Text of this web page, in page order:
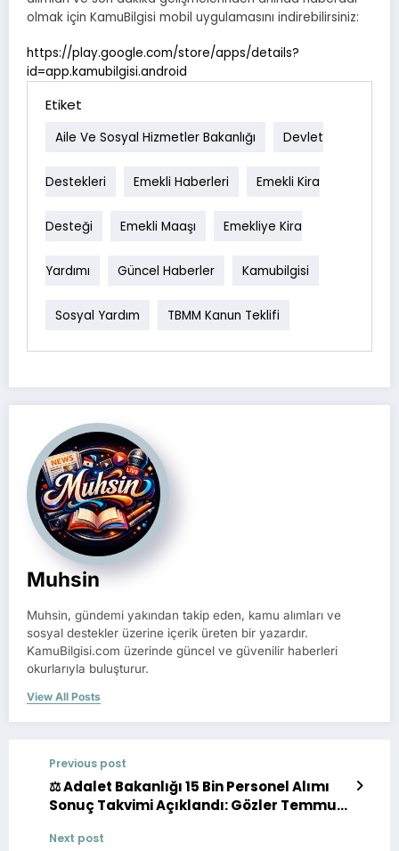
olmak için KamuBilgisi mobil uygulamasını indirebilirsiniz:
https://play.google.com/store/apps/details?
id=app.kamubilgisi.android
Etiket
Aile Ve Sosyal Hizmetler Bakanlığı Devlet
Destekleri Emekli Haberleri Emekli Kira
Desteği Emekli Maaşı Emekliye Kira
Yardımı Güncel Haberler Kamubilgisi
Sosyal Yardım TBMM Kanun Teklifi
Muhsin
Muhsin, gündemi yakından takip eden, kamu alımları ve
sosyal destekler üzerine içerik üreten bir yazardır.
KamuBilgisi.com üzerinde güncel ve güvenilir haberleri
okurlarıyla buluşturur.
View All Posts
Previous post
⚖️ Adalet Bakanlığı 15 Bin Personel Alımı
Sonuç Takvimi Açıklandı: Gözler Temmuz
Next post